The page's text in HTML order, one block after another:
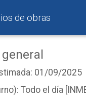
de obras
01/09/2025
Todo el día